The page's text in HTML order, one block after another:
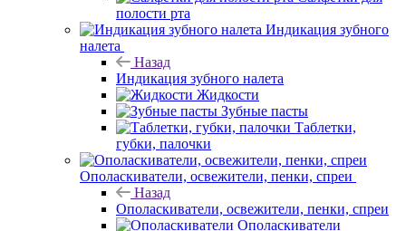
полости рта
Индикация зубного
налета
Назад
Индикация зубного налета
Жидкости
Зубные пасты
Таблетки,
губки, палочки
Ополаскиватели, освежители, пенки, спреи
Назад
Ополаскиватели, освежители, пенки, спреи
Ополаскиватели